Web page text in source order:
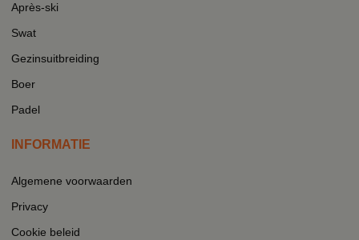
Après-ski
Swat
Gezinsuitbreiding
Boer
Padel
INFORMATIE
Algemene voorwaarden
Privacy
Cookie beleid